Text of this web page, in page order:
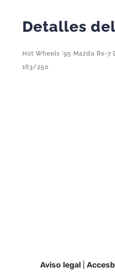
163/250
Detalles
Hot Wheels ’95 Mazda Rx-7
163/250
Aviso legal |